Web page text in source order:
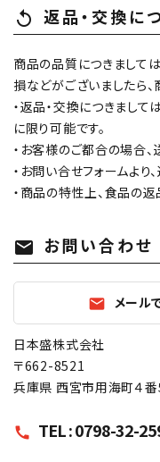
replay 返品・交換に
商品の品質につきまして
損などがございましたら
・返品・交換につきまし
に限り可能です。
・お客様のご都合の場合
・お問い合せフォームより
・商品の特性上、食品の
mail お問い合わせ
mail メール
日本盛株式会社
〒662-8521
兵庫県 西宮市用海町４番
call TEL : 0798-32-